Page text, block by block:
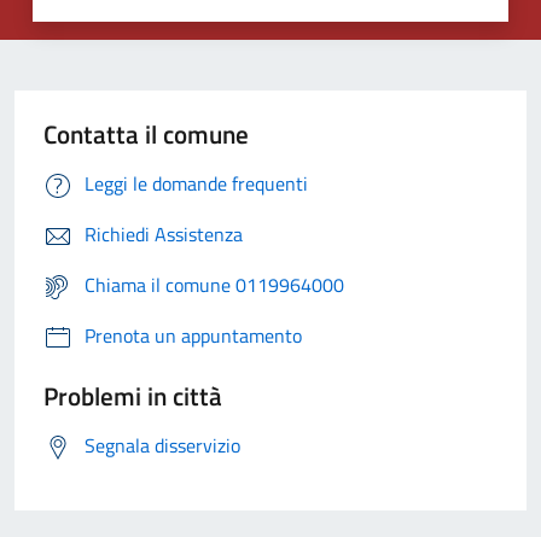
Contatta il comune
Leggi le domande frequenti
Richiedi Assistenza
Chiama il comune 0119964000
Prenota un appuntamento
Problemi in città
Segnala disservizio